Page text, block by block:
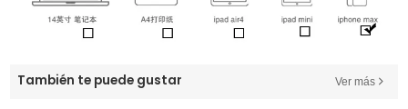
También te puede gustar Ver más